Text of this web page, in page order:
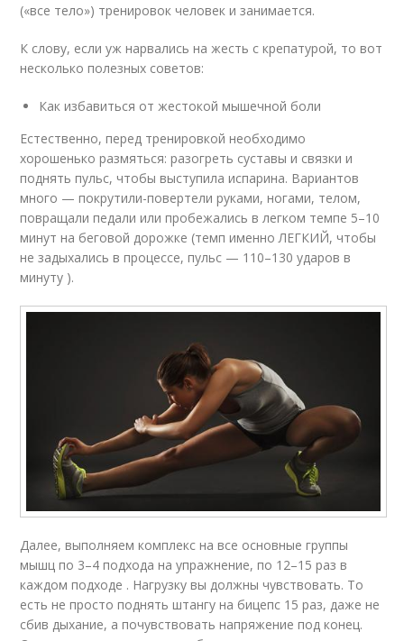
(«все тело») тренировок человек и занимается.
К слову, если уж нарвались на жесть с крепатурой, то вот
несколько полезных советов:
Как избавиться от жестокой мышечной боли
Естественно, перед тренировкой необходимо
хорошенько размяться: разогреть суставы и связки и
поднять пульс, чтобы выступила испарина. Вариантов
много — покрутили-повертели руками, ногами, телом,
повращали педали или пробежались в легком темпе 5–10
минут на беговой дорожке (темп именно ЛЕГКИЙ, чтобы
не задыхались в процессе, пульс — 110–130 ударов в
минуту ).
Далее, выполняем комплекс на все основные группы
мышц по 3–4 подхода на упражнение, по 12–15 раз в
каждом подходе . Нагрузку вы должны чувствовать. То
есть не просто поднять штангу на бицепс 15 раз, даже не
сбив дыхание, а почувствовать напряжение под конец.